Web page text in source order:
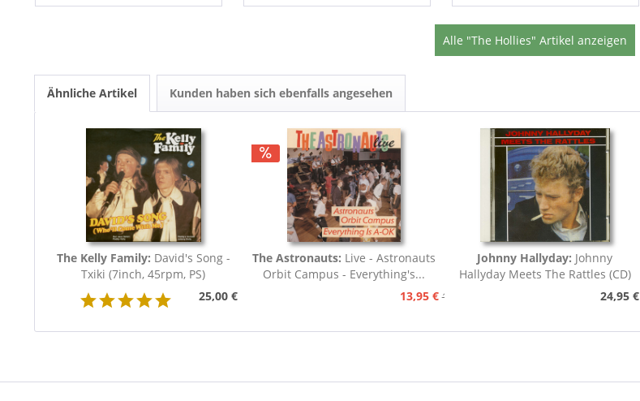
Alle "The Hollies" Artikel anzeigen
Ähnliche Artikel Kunden haben sich ebenfalls angesehen
The Kelly Family: David's Song -
Txiki (7inch, 45rpm, PS)
25,00 €
The Astronauts: Live - Astronauts
Orbit Campus - Everything's...
13,95 € 15,95 €
Johnny Hallyday: Johnny
Hallyday Meets The Rattles (CD)
24,95 €